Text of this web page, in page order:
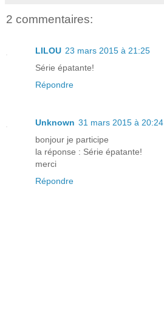
2 commentaires:
LILOU 23 mars 2015 à 21:25
Série épatante!
Répondre
Unknown 31 mars 2015 à 20:24
bonjour je participe
la réponse : Série épatante!
merci
Répondre